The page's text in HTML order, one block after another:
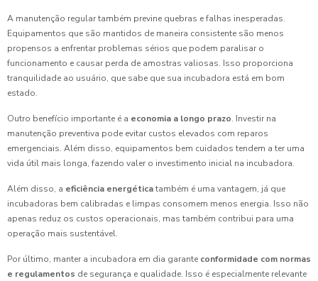
A manutenção regular também previne quebras e falhas inesperadas.
Equipamentos que são mantidos de maneira consistente são menos
propensos a enfrentar problemas sérios que podem paralisar o
funcionamento e causar perda de amostras valiosas. Isso proporciona
tranquilidade ao usuário, que sabe que sua incubadora está em bom
estado.
Outro benefício importante é a economia a longo prazo. Investir na
manutenção preventiva pode evitar custos elevados com reparos
emergenciais. Além disso, equipamentos bem cuidados tendem a ter uma
vida útil mais longa, fazendo valer o investimento inicial na incubadora.
Além disso, a eficiência energéticatambém é uma vantagem, já que
incubadoras bem calibradas e limpas consomem menos energia. Isso não
apenas reduz os custos operacionais, mas também contribui para uma
operação mais sustentável.
Por último, manter a incubadora em dia garante conformidade com normas
e regulamentos de segurança e qualidade. Isso é especialmente relevante